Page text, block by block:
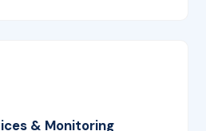
& Monitoring